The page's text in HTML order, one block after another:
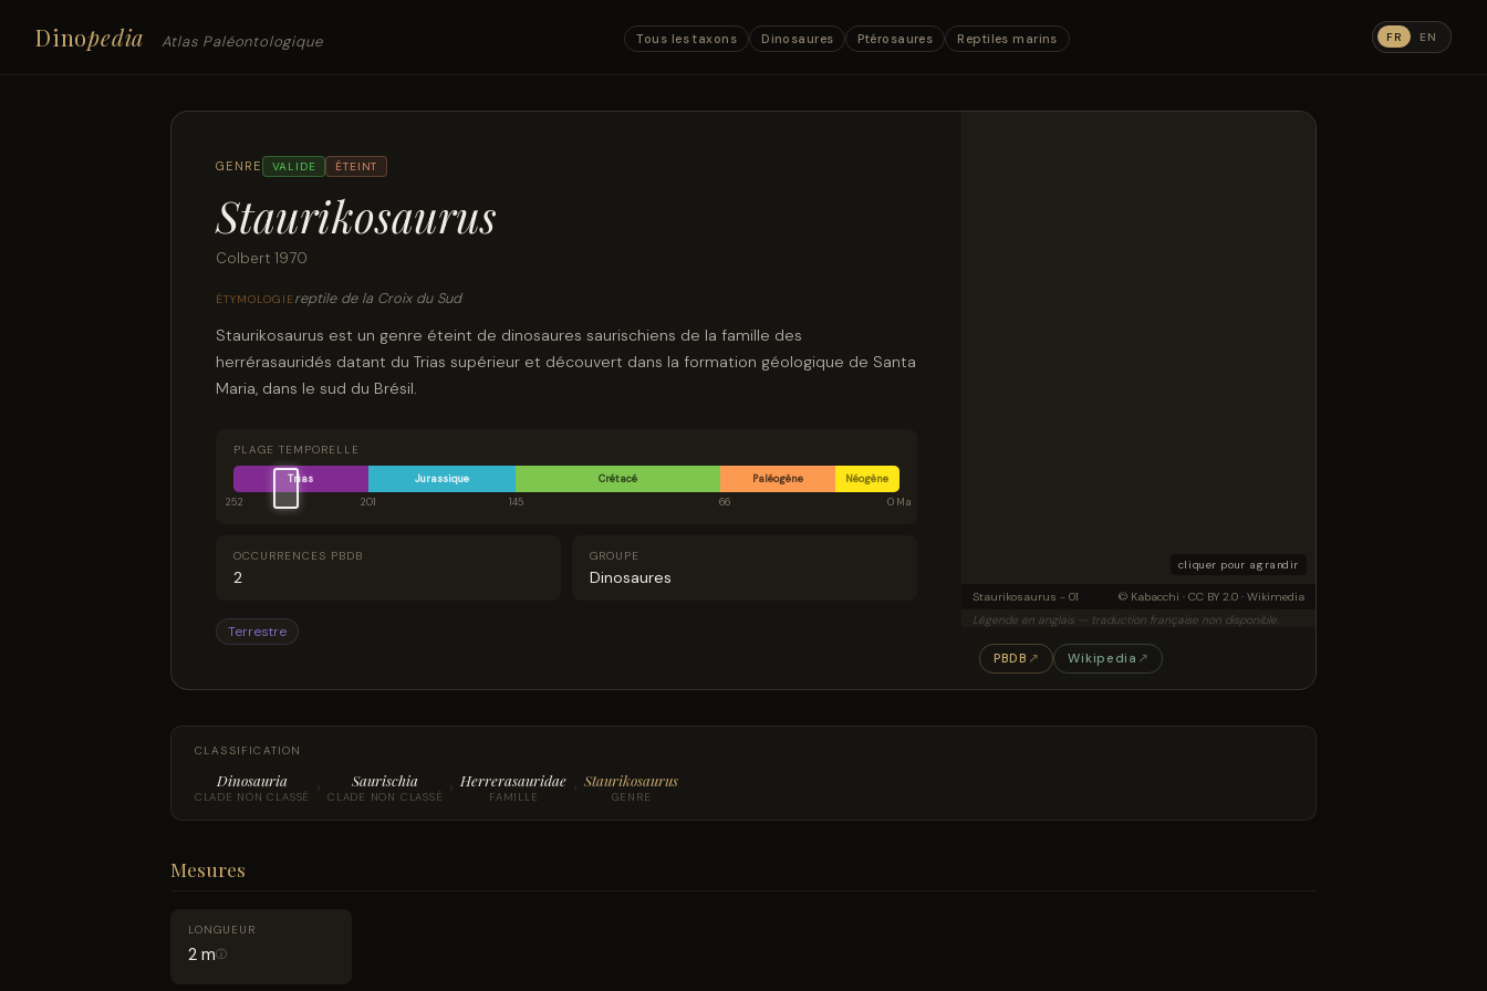
Dinopedia Atlas Paléontologique Tous les taxons Dinosaures Ptérosaures Reptiles marins FR EN
GENRE VALIDE ÉTEINT
Staurikosaurus
Colbert 1970
ÉTYMOLOGIEreptile de la Croix du Sud
Staurikosaurus est un genre éteint de dinosaures saurischiens de la famille des
herrérasauridés datant du Trias supérieur et découvert dans la formation géologique de Santa
Maria, dans le sud du Brésil.
PLAGE TEMPORELLE
Trias Jurassique Crétacé Paléogène
Néogène
252
201 145 66 0 Ma
OCCURRENCES PBDB
2
GROUPE
Dinosaures
Terrestre
cliquer pour agrandir
Staurikosaurus - 01
© Kabacchi · CC BY 2.0 · Wikimedia
Légende en anglais — traduction française non disponible.
PBDB ↗ Wikipedia ↗
CLASSIFICATION
Dinosauria
CLADE NON CLASSÉ › Saurischia
CLADE NON CLASSÉ › Herrerasauridae
FAMILLE › Staurikosaurus
GENRE
Mesures
LONGUEUR
2 mⓘ